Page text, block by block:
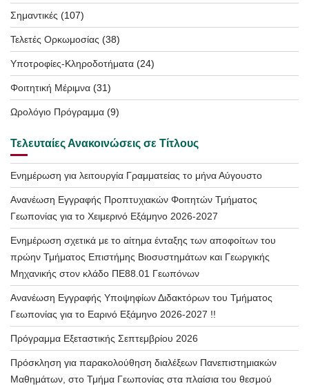
Σημαντικές (107)
Τελετές Ορκωμοσίας (38)
Υποτροφίες-Κληροδοτήματα (24)
Φοιτητική Μέριμνα (31)
Ωρολόγιο Πρόγραμμα (9)
Τελευταίες Ανακοινώσεις σε Τίτλους
Ενημέρωση για λειτουργία Γραμματείας το μήνα Αύγουστο
Ανανέωση Εγγραφής Προπτυχιακών Φοιτητών Τμήματος
Γεωπονίας για το Χειμερινό Εξάμηνο 2026-2027
Ενημέρωση σχετικά με το αίτημα ένταξης των αποφοίτων του
πρώην Τμήματος Επιστήμης Βιοσυστημάτων και Γεωργικής
Μηχανικής στον κλάδο ΠΕ88.01 Γεωπόνων
Ανανέωση Εγγραφής Υποψηφίων Διδακτόρων του Τμήματος
Γεωπονίας για το Εαρινό Εξάμηνο 2026-2027 !!
Πρόγραμμα Εξεταστικής Σεπτεμβρίου 2026
Πρόσκληση για παρακολούθηση διαλέξεων Πανεπιστημιακών
Μαθημάτων, στο Τμήμα Γεωπονίας στα πλαίσια του θεσμού